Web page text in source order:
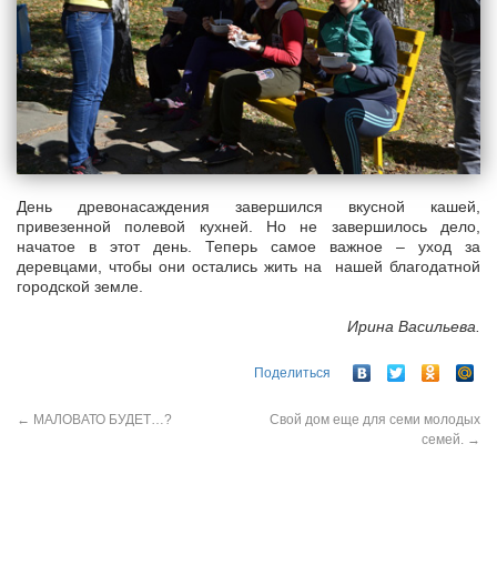
День древонасаждения завершился вкусной кашей,
привезенной полевой кухней. Но не завершилось дело,
начатое в этот день. Теперь самое важное – уход за
деревцами, чтобы они остались жить на нашей благодатной
городской земле.
Ирина Васильева.
Поделиться
← МАЛОВАТО БУДЕТ…?
Свой дом еще для семи молодых
семей. →